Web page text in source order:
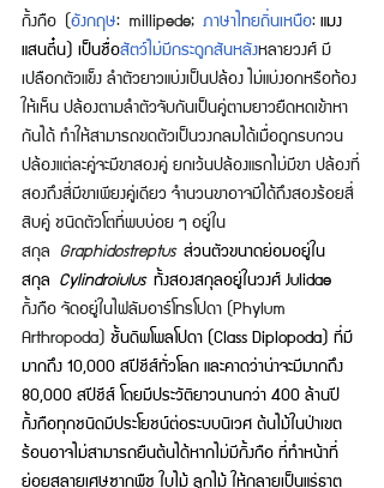
กิ้งกือ (อังกฤษ: millipede; ภาษาไทยถิ่นเหนือ: แมง
แสนตี๋น) เป็นชื่อสัตว์ไม่มีกระดูกสันหลังหลายวงศ์ มี
เปลือกตัวแข็ง ลำตัวยาวแบ่งเป็นปล้อง ไม่แบ่งอกหรือท้อง
ให้เห็น ปล้องตามลำตัวจับกันเป็นคู่ตามยาวยืดหดเข้าหา
กันได้ ทำให้สามารถขดตัวเป็นวงกลมได้เมื่อถูกรบกวน
ปล้องแต่ละคู่จะมีขาสองคู่ ยกเว้นปล้องแรกไม่มีขา ปล้องที่
สองถึงสี่มีขาเพียงคู่เดียว จำนวนขาอาจมีได้ถึงสองร้อยสี่
สิบคู่ ชนิดตัวโตที่พบบ่อย ๆ อยู่ใน
สกุล Graphidostreptus ส่วนตัวขนาดย่อมอยู่ใน
สกุล Cylindroiulus ทั้งสองสกุลอยู่ในวงศ์ Julidae
กิ้งกือ จัดอยู่ในไฟลัมอาร์โทรโปดา (Phylum
Arthropoda) ชั้นดิพโพลโปดา (Class Diplopoda) ที่มี
มากถึง 10,000 สปีชีส์ทั่วโลก และคาดว่าน่าจะมีมากถึง
80,000 สปีชีส์ โดยมีประวัติยาวนานกว่า 400 ล้านปี
กิ้งกือทุกชนิดมีประโยชน์ต่อระบบนิเวศ ต้นไม้ในป่าเขต
ร้อนอาจไม่สามารถยืนต้นได้หากไม่มีกิ้งกือ ที่ทำหน้าที่
ย่อยสลายเศษซากพืช ใบไม้ ลูกไม้ ให้กลายเป็นแร่ธาตุ